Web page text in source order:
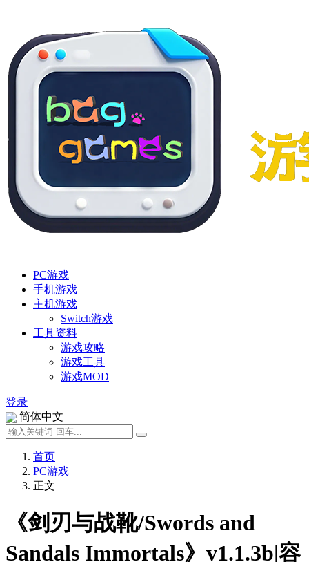
PC游戏
手机游戏
主机游戏
Switch游戏
工具资料
游戏攻略
游戏工具
游戏MOD
登录
简体中文
首页
PC游戏
正文
《剑刃与战靴/Swords and
Sandals Immortals》v1.1.3b|容